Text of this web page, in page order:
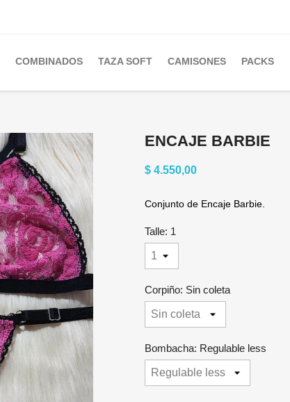
COMBINADOS TAZA SOFT CAMISONES PACKS
ENCAJE BARBIE
$ 4.550,00
Conjunto de Encaje Barbie.
Talle: 1
Corpiño: Sin coleta
Bombacha: Regulable less